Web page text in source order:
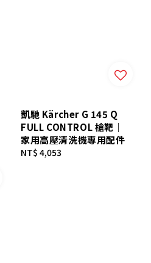
凱馳 Kärcher G 145 Q
FULL CONTROL 槍靶｜
家用高壓清洗機專用配件
Regular
NT$ 4,053